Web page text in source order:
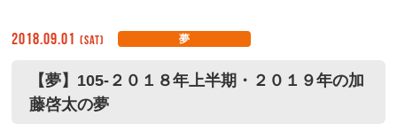
2018.09.01 (Sat) 夢
【夢】105-２０１８年上半期・２０１９年の加
藤啓太の夢